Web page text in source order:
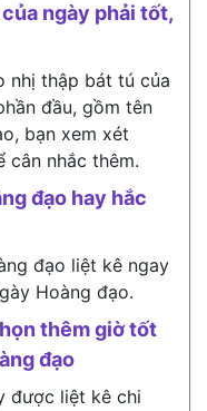
ngày phải tốt,
nhị thập bát tú của
đầu, gồm tên
bạn xem xét
cân nhắc thêm.
đạo hay hắc
đạo liệt kê ngay
Hoàng đạo.
thêm giờ tốt
đạo
được liệt kê chi